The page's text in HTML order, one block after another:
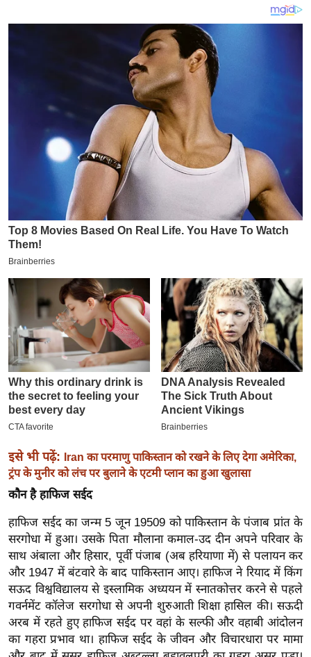
2
सा
ल
बे
मि
सा
ल
श
ख्सि
य
त
ग
इं
डि
या
सा
हि
त्य
ज
ग
त
ऑ
इसे भी पढ़ें:
Iran का परमाणु पाकिस्तान को रखने के लिए देगा अमेरिका,
ट्रंप के मुनीर को लंच पर बुलाने के एटमी प्लान का हुआ खुलासा
कौन है हाफिज सईद
हाफिज सईद का जन्म 5 जून 19509 को पाकिस्तान के पंजाब प्रांत के
सरगोधा में हुआ। उसके पिता मौलाना कमाल-उद दीन अपने परिवार के
साथ अंबाला और हिसार, पूर्वी पंजाब (अब हरियाणा में) से पलायन कर
और 1947 में बंटवारे के बाद पाकिस्तान आए। हाफिज ने रियाद में किंग
सऊद विश्वविद्यालय से इस्लामिक अध्ययन में स्नातकोत्तर करने से पहले
गवर्नमेंट कॉलेज सरगोधा से अपनी शुरुआती शिक्षा हासिल की। सऊदी
अरब में रहते हुए हाफिज सईद पर वहां के सल्फी और वहाबी आंदोलन
का गहरा प्रभाव था। हाफिज सईद के जीवन और विचारधारा पर मामा